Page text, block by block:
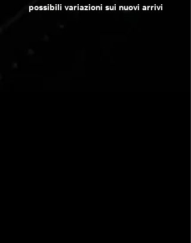
possibili variazioni sui nuovi arrivi